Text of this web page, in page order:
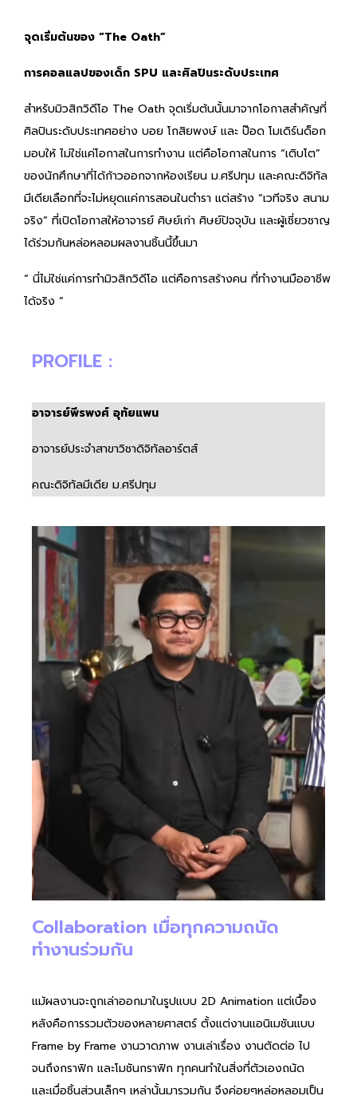
จุดเริ่มต้นของ “The Oath”
การคอลแลปของเด็ก SPU และศิลปินระดับประเทศ
สำหรับมิวสิกวิดีโอ The Oath จุดเริ่มต้นนั้นมาจากโอกาสสำคัญที่
ศิลปินระดับประเทศอย่าง บอย โกสิยพงษ์ และ ป๊อด โมเดิร์นด็อก
มอบให้ ไม่ใช่แค่โอกาสในการทำงาน แต่คือโอกาสในการ “เติบโต”
ของนักศึกษาที่ได้ก้าวออกจากห้องเรียน ม.ศรีปทุม และคณะดิจิทัล
มีเดียเลือกที่จะไม่หยุดแค่การสอนในตำรา แต่สร้าง “เวทีจริง สนาม
จริง” ที่เปิดโอกาสให้อาจารย์ ศิษย์เก่า ศิษย์ปัจจุบัน และผู้เชี่ยวชาญ
ได้ร่วมกันหล่อหลอมผลงานชิ้นนี้ขึ้นมา
“ นี่ไม่ใช่แค่การทำมิวสิกวิดีโอ แต่คือการสร้างคน ที่ทำงานมืออาชีพ
ได้จริง ”
PROFILE :
อาจารย์พีรพงศ์ อุทัยแพน
อาจารย์ประจำสาขาวิชาดิจิทัลอาร์ตส์
คณะดิจิทัลมีเดีย ม.ศรีปทุม
Collaboration เมื่อทุกความถนัด
ทำงานร่วมกัน
แม้ผลงานจะถูกเล่าออกมาในรูปแบบ 2D Animation แต่เบื้อง
หลังคือการรวมตัวของหลายศาสตร์ ตั้งแต่งานแอนิเมชันแบบ
Frame by Frame งานวาดภาพ งานเล่าเรื่อง งานตัดต่อ ไป
จนถึงกราฟิก และโมชันกราฟิก ทุกคนทำในสิ่งที่ตัวเองถนัด
และเมื่อชิ้นส่วนเล็กๆ เหล่านั้นมารวมกัน จึงค่อยๆหล่อหลอมเป็น